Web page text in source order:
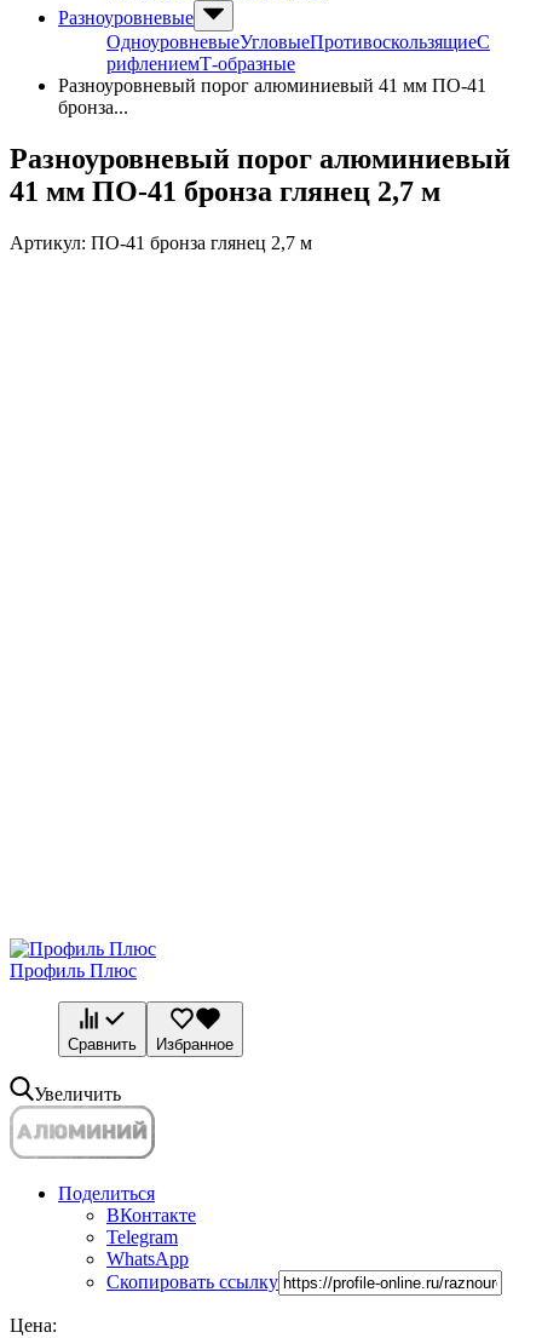
Разноуровневые
ОдноуровневыеУгловыеПротивоскользящиеС
рифлениемТ-образные
Разноуровневый порог алюминиевый 41 мм ПО-41
бронза...
Разноуровневый порог алюминиевый
41 мм ПО-41 бронза глянец 2,7 м
Артикул: ПО-41 бронза глянец 2,7 м
Профиль Плюс
Сравнить Избранное
Увеличить
Поделиться
ВКонтакте
Telegram
WhatsApp
Скопировать ссылку
Цена: